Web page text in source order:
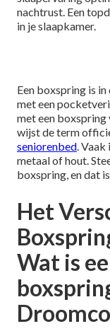
nachtrust. Een
in je slaapkamer.
Een boxspring is
met een
met een boxspring
wijst de term
seniorenbed. Vaak
metaal of hout.
boxspring, en dat
Het
Wat is